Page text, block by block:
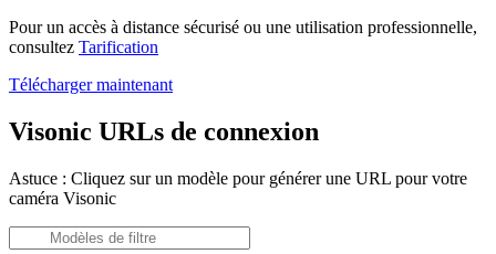
Pour un accès à distance sécurisé ou une utilisation professionnelle,
consultez Tarification
Télécharger maintenant
Visonic URLs de connexion
Astuce : Cliquez sur un modèle pour générer une URL pour votre
caméra Visonic